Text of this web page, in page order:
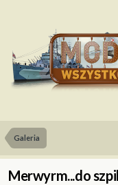
Galeria
Merwyrm...do